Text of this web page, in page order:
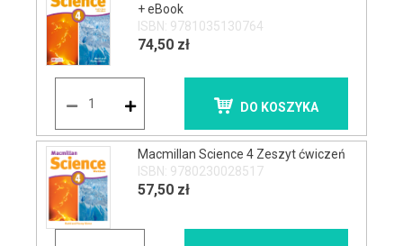
+ eBook
ISBN: 9781035130764
74,50 zł
DO KOSZYKA
Macmillan Science 4 Zeszyt ćwiczeń
ISBN: 9780230028517
57,50 zł